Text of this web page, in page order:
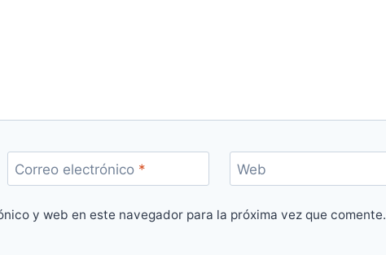
Correo electrónico * Web
y web en este navegador para la próxima vez que comente.